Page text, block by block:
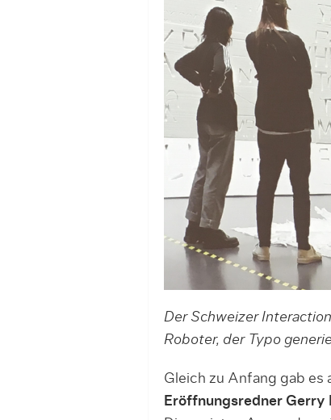
Der Schweizer
Roboter, der Typo
Gleich zu Anfang gab es
Eröffnungsredner Gerry